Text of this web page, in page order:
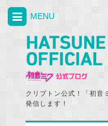
クリプトン公式！「初音
発信します！
MENU